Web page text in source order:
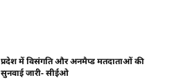
प्रदेश में विसंगति और अनमैप्ड मतदाताओं की
सुनवाई जारी- सीईओ